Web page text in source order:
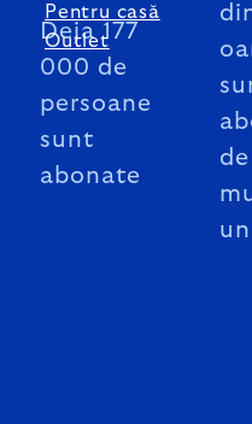
Deja 177
000 de
persoane
sunt
abonate
Pentru casă
Outlet